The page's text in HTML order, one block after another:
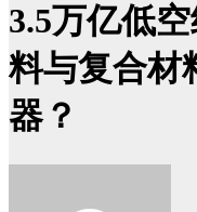
3.5万亿低
料与复合材
器？